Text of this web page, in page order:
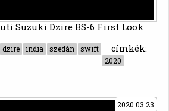
Suzuki Dzire BS-6 First Look
címkék:
dzire india szedán
swift
2020
2020.03.23